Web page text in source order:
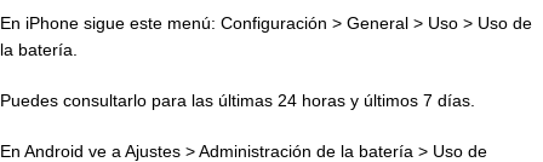
En iPhone sigue este menú: Configuración > General > Uso > Uso de
la batería.
Puedes consultarlo para las últimas 24 horas y últimos 7 días.
En Android ve a Ajustes > Administración de la batería > Uso de